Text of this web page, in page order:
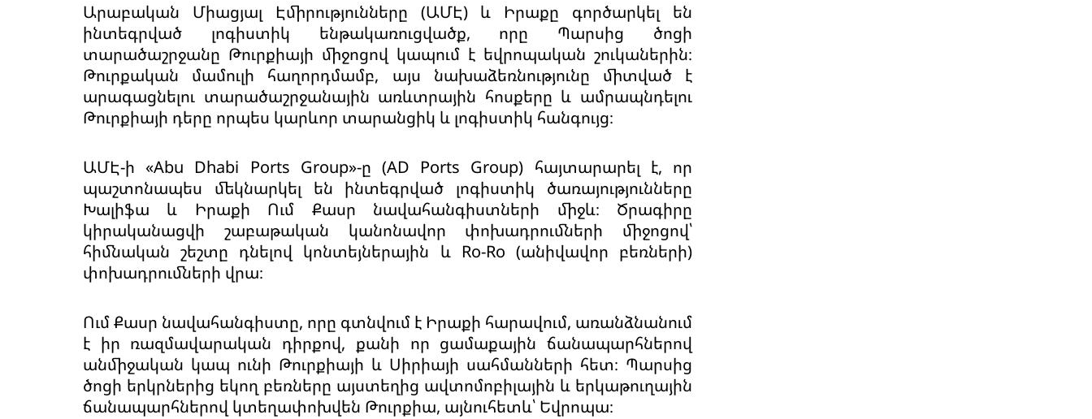
Արաբական Միացյալ Էմիրությունները (ԱՄԷ) և Իրաքը գործարկել են
ինտեգրված լոգիստիկ ենթակառուցվածք, որը Պարսից ծոցի
տարածաշրջանը Թուրքիայի միջոցով կապում է եվրոպական շուկաներին։
Թուրքական մամուլի հաղորդմամբ, այս նախաձեռնությունը միտված է
արագացնելու տարածաշրջանային առևտրային հոսքերը և ամրապնդելու
Թուրքիայի դերը որպես կարևոր տարանցիկ և լոգիստիկ հանգույց։
ԱՄԷ-ի «Abu Dhabi Ports Group»-ը (AD Ports Group) հայտարարել է, որ
պաշտոնապես մեկնարկել են ինտեգրված լոգիստիկ ծառայությունները
Խալիֆա և Իրաքի Ում Քասր նավահանգիստների միջև։ Ծրագիրը
կիրականացվի շաբաթական կանոնավոր փոխադրումների միջոցով՝
հիմնական շեշտը դնելով կոնտեյներային և Ro-Ro (անիվավոր բեռների)
փոխադրումների վրա։
Ում Քասր նավահանգիստը, որը գտնվում է Իրաքի հարավում, առանձնանում
է իր ռազմավարական դիրքով, քանի որ ցամաքային ճանապարհներով
անմիջական կապ ունի Թուրքիայի և Սիրիայի սահմանների հետ։ Պարսից
ծոցի երկրներից եկող բեռները այստեղից ավտոմոբիլային և երկաթուղային
ճանապարհներով կտեղափոխվեն Թուրքիա, այնուհետև՝ Եվրոպա։